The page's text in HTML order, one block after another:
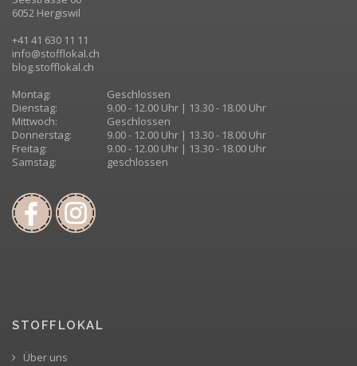
6052 Hergiswil
+41 41 630 11 11
info@stofflokal.ch
blog.stofflokal.ch
Montag:
Geschlossen
Dienstag:
9.00 - 12.00 Uhr | 13.30 - 18.00 Uhr
Mittwoch:
Geschlossen
Donnerstag:
9.00 - 12.00 Uhr | 13.30 - 18.00 Uhr
Freitag:
9.00 - 12.00 Uhr | 13.30 - 18.00 Uhr
Samstag:
geschlossen
STOFFLOKAL
Über uns